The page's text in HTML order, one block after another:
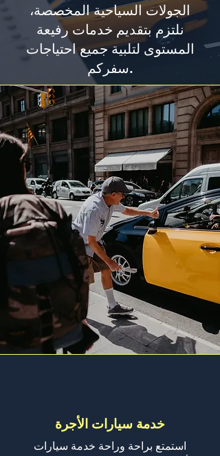
الجولات السياحية المخصصة،
نلتزم بتقديم خدمات رفيعة
المستوى لتلبية جميع احتياجات
سفركم.
خدمة سيارات الأجرة
استمتع براحة وراحة خدمة سيارات